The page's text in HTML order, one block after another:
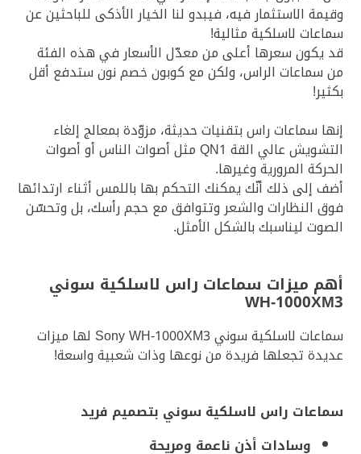
وقيمة الاستثمار فيه، فيبدو لنا الخيار الأذكى للباحثين عن
سماعات لاسلكية مثالية!
قد يكون سعرها أعلى من معدّل الأسعار في هذه الفئة
من سماعات الراس، ولكن مع كوبون خصم نون ستدفع أقل
بكثير!
إنها سماعات راس بتقنيات حديثة، مزوّدة بمعالج إلغاء
التشويش عالي القة QN1 مثل أصوات الناس أو أصوات
الحركة المرورية وغيرها.
أضف إلى ذلك أنّك يمكنك التحكم بها باللمس أثناء ارتدائها
فوق النظارات والشعر وتتوافق مع حجم رأسك، بل وتحسّن
الصوت ليناسبك بالشكل الأمثل.
أهم ميزات سماعات راس لاسلكية سوني
WH-1000XM3
سماعات لاسلكية سوني Sony WH-1000XM3 لها ميزات
عديدة تجعلها فريدة من نوعها وذات شعبية واسعة!
سماعات راس لاسلكية سوني بتصميم فريد
وسادات أذن ناعمة ومريحة